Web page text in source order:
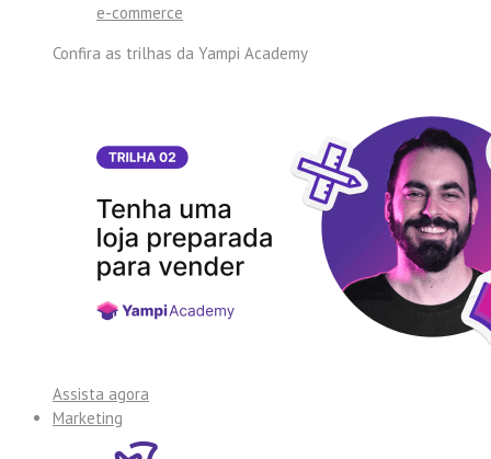
e-commerce
Confira as trilhas da Yampi Academy
Assista agora
Marketing